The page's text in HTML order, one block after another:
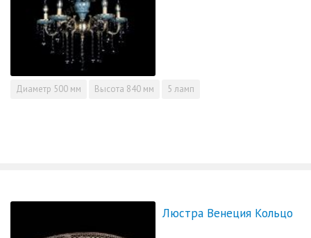
Диаметр 500 мм Высота 840 мм 5 ламп
Люстра Венеция Кольцо